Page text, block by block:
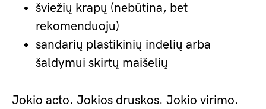
šviežių krapų (nebūtina, bet
rekomenduoju)
sandarių plastikinių indelių arba
šaldymui skirtų maišelių
Jokio acto. Jokios druskos. Jokio virimo.